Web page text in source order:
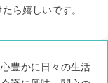
ら嬉しいです。
豊かに日々の生活